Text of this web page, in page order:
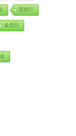
西部行
会员日